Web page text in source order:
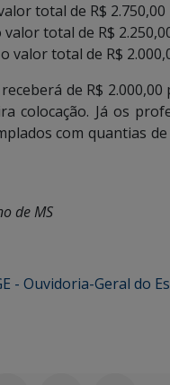
total de R$
valor total de R$
valor total de R$
de R$
colocação. Já os
com quantias
de MS
- Ouvidoria-Geral do